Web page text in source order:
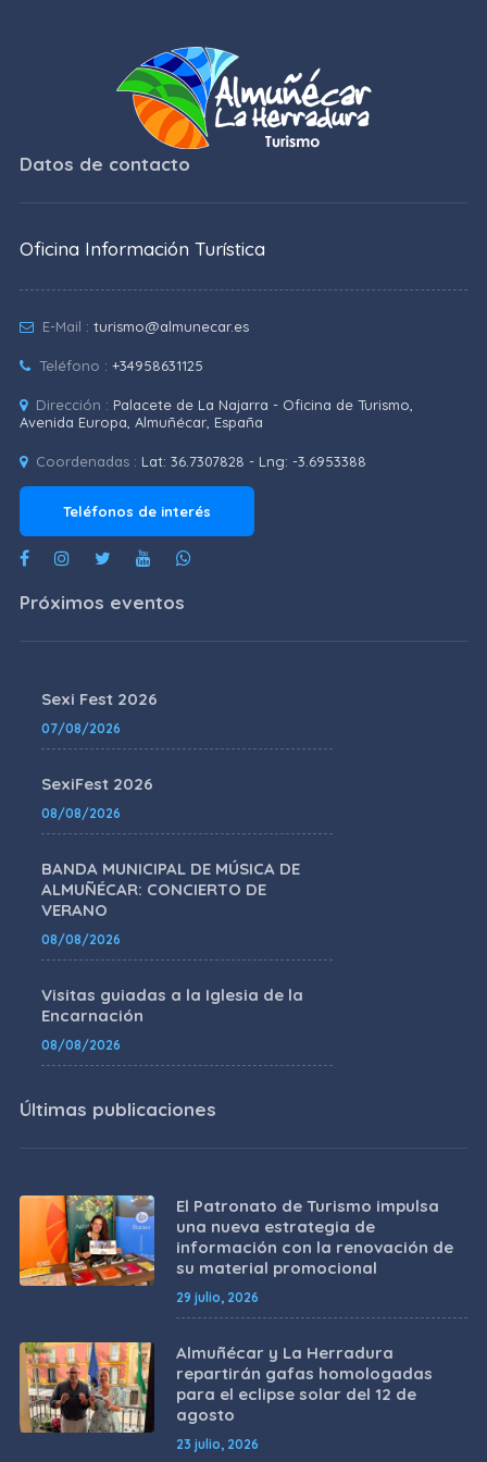
Datos de contacto
Oficina Información Turística
E-Mail : turismo@almunecar.es
Teléfono : +34958631125
Dirección : Palacete de La Najarra - Oficina de Turismo,
Avenida Europa, Almuñécar, España
Coordenadas : Lat: 36.7307828 - Lng: -3.6953388
Teléfonos de interés
Próximos eventos
Sexi Fest 2026
07/08/2026
SexiFest 2026
08/08/2026
BANDA MUNICIPAL DE MÚSICA DE
ALMUÑÉCAR: CONCIERTO DE
VERANO
08/08/2026
Visitas guiadas a la Iglesia de la
Encarnación
08/08/2026
Últimas publicaciones
El Patronato de Turismo impulsa
una nueva estrategia de
información con la renovación de
su material promocional
29 julio, 2026
Almuñécar y La Herradura
repartirán gafas homologadas
para el eclipse solar del 12 de
agosto
23 julio, 2026